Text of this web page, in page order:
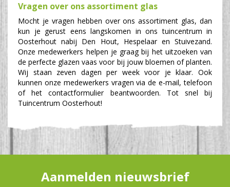
Vragen over ons assortiment glas
Mocht je vragen hebben over ons assortiment glas, dan
kun je gerust eens langskomen in ons tuincentrum in
Oosterhout nabij Den Hout, Hespelaar en Stuivezand.
Onze medewerkers helpen je graag bij het uitzoeken van
de perfecte glazen vaas voor bij jouw bloemen of planten.
Wij staan zeven dagen per week voor je klaar. Ook
kunnen onze medewerkers vragen via de e-mail, telefoon
of het contactformulier beantwoorden. Tot snel bij
Tuincentrum Oosterhout!
Aanmelden nieuwsbrief